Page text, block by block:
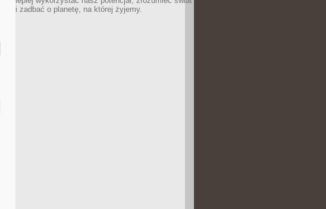
i zadbać o planetę, na której żyjemy.